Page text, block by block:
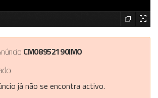
CM08952190IMO
já não se encontra activo.